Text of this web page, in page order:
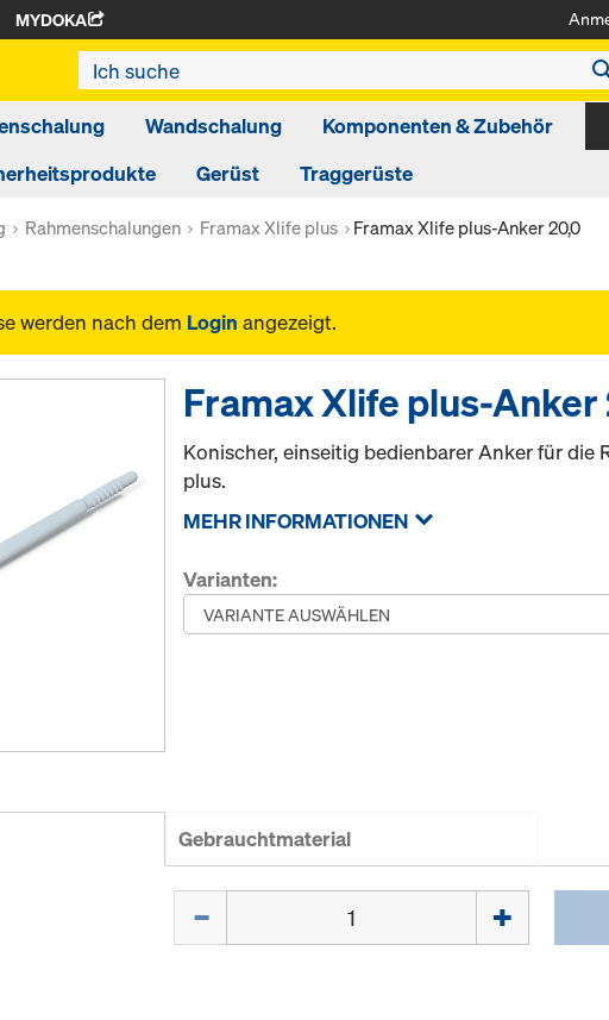
MYDOKA
Wandschalung
Komponenten & Zubehör
Gerüst Traggerüste
Rahmenschalungen Framax Xlife plus Framax Xlife plus-Anker 20,0
werden nach dem Login angezeigt.
Framax Xlife plus-Anker
Konischer, einseitig bedienbarer Anker für die
plus.
MEHR INFORMATIONEN
Varianten:
Gebrauchtmaterial